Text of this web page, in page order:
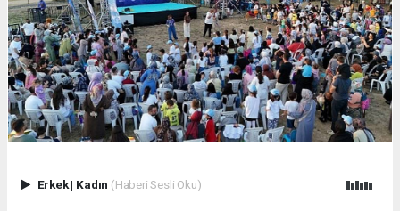
Erkek| Kadın (Haberi Sesli Oku)